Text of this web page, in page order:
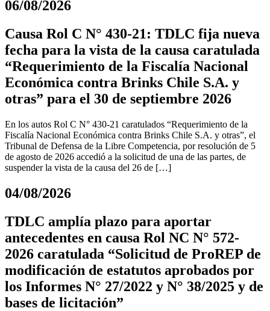
06/08/2026
Causa Rol C N° 430-21: TDLC fija nueva
fecha para la vista de la causa caratulada
“Requerimiento de la Fiscalía Nacional
Económica contra Brinks Chile S.A. y
otras” para el 30 de septiembre 2026
En los autos Rol C N° 430-21 caratulados “Requerimiento de la
Fiscalía Nacional Económica contra Brinks Chile S.A. y otras”, el
Tribunal de Defensa de la Libre Competencia, por resolución de 5
de agosto de 2026 accedió a la solicitud de una de las partes, de
suspender la vista de la causa del 26 de […]
04/08/2026
TDLC amplía plazo para aportar
antecedentes en causa Rol NC N° 572-
2026 caratulada “Solicitud de ProREP de
modificación de estatutos aprobados por
los Informes N° 27/2022 y N° 38/2025 y de
bases de licitación”